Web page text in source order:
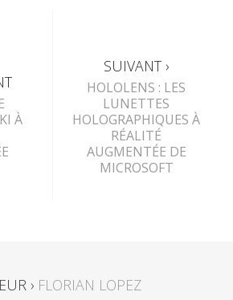
À
SUIVANT ›
HOLOLENS : LES
LUNETTES
HOLOGRAPHIQUES À
RÉALITÉ
AUGMENTÉE DE
MICROSOFT
› FLORIAN LOPEZ